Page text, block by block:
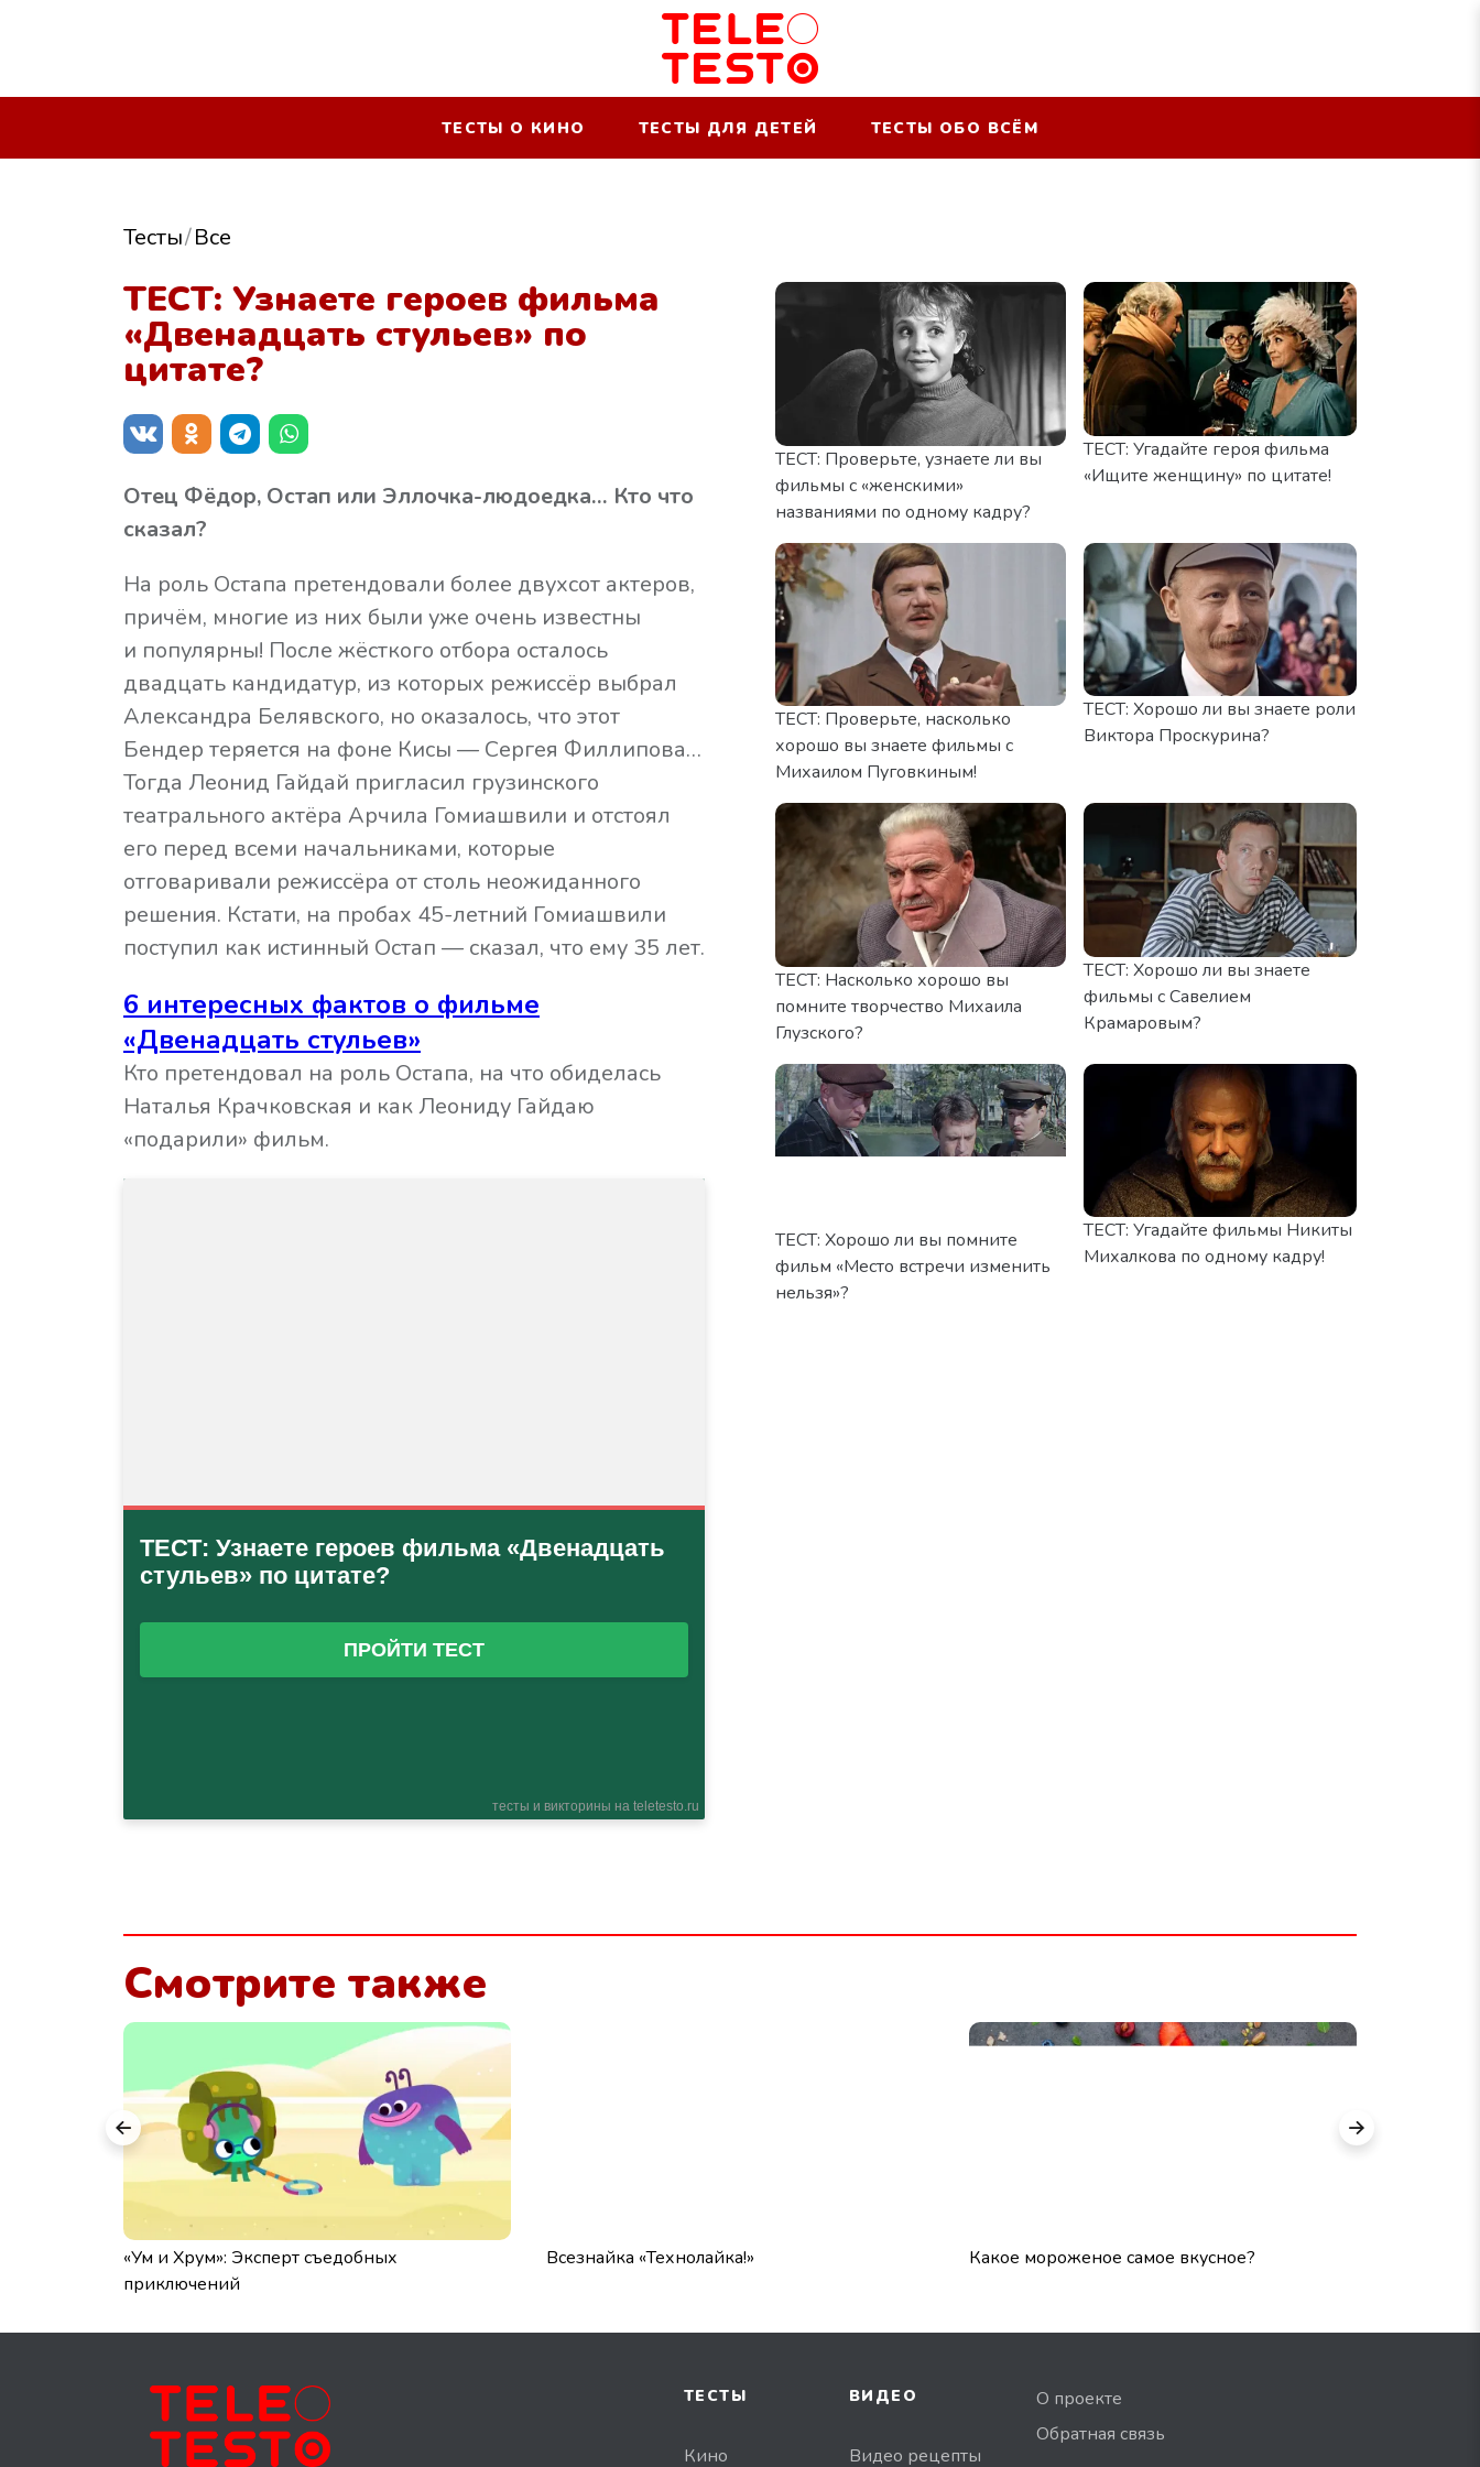
ТЕСТЫ О КИНО ТЕСТЫ ДЛЯ ДЕТЕЙ ТЕСТЫ ОБО ВСЁМ
Тесты Все
ТЕСТ: Узнаете героев фильма
«Двенадцать стульев» по
цитате?
Отец Фёдор, Остап или Эллочка-людоедка… Кто что
сказал?
На роль Остапа претендовали более двухсот актеров,
причём, многие из них были уже очень известны
и популярны! После жёсткого отбора осталось
двадцать кандидатур, из которых режиссёр выбрал
Александра Белявского, но оказалось, что этот
Бендер теряется на фоне Кисы — Сергея Филлипова…
Тогда Леонид Гайдай пригласил грузинского
театрального актёра Арчила Гомиашвили и отстоял
его перед всеми начальниками, которые
отговаривали режиссёра от столь неожиданного
решения. Кстати, на пробах 45-летний Гомиашвили
поступил как истинный Остап — сказал, что ему 35 лет.
6 интересных фактов о фильме
«Двенадцать стульев»
Кто претендовал на роль Остапа, на что обиделась
Наталья Крачковская и как Леониду Гайдаю
«подарили» фильм.
ТЕСТ: Проверьте, узнаете ли вы
фильмы с «женскими»
названиями по одному кадру?
ТЕСТ: Угадайте героя фильма
«Ищите женщину» по цитате!
ТЕСТ: Проверьте, насколько
хорошо вы знаете фильмы с
Михаилом Пуговкиным!
ТЕСТ: Хорошо ли вы знаете роли
Виктора Проскурина?
ТЕСТ: Насколько хорошо вы
помните творчество Михаила
Глузского?
ТЕСТ: Хорошо ли вы знаете
фильмы с Савелием
Крамаровым?
ТЕСТ: Хорошо ли вы помните
фильм «Место встречи изменить
нельзя»?
ТЕСТ: Угадайте фильмы Никиты
Михалкова по одному кадру!
Смотрите также
«Ум и Хрум»: Эксперт съедобных
приключений
Всезнайка «Технолайка!» Какое мороженое самое вкусное?
ТЕСТЫ
Кино
ВИДЕО
Видео рецепты
О проекте
Обратная связь